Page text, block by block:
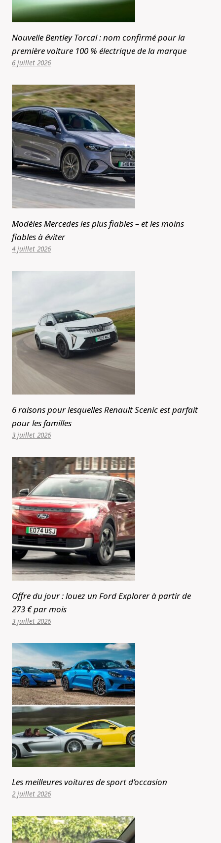
Nouvelle Bentley Torcal : nom confirmé pour la
première voiture 100 % électrique de la marque
6 juillet 2026
Modèles Mercedes les plus fiables – et les moins
fiables à éviter
4 juillet 2026
6 raisons pour lesquelles Renault Scenic est parfait
pour les familles
3 juillet 2026
Offre du jour : louez un Ford Explorer à partir de
273 € par mois
3 juillet 2026
Les meilleures voitures de sport d’occasion
2 juillet 2026